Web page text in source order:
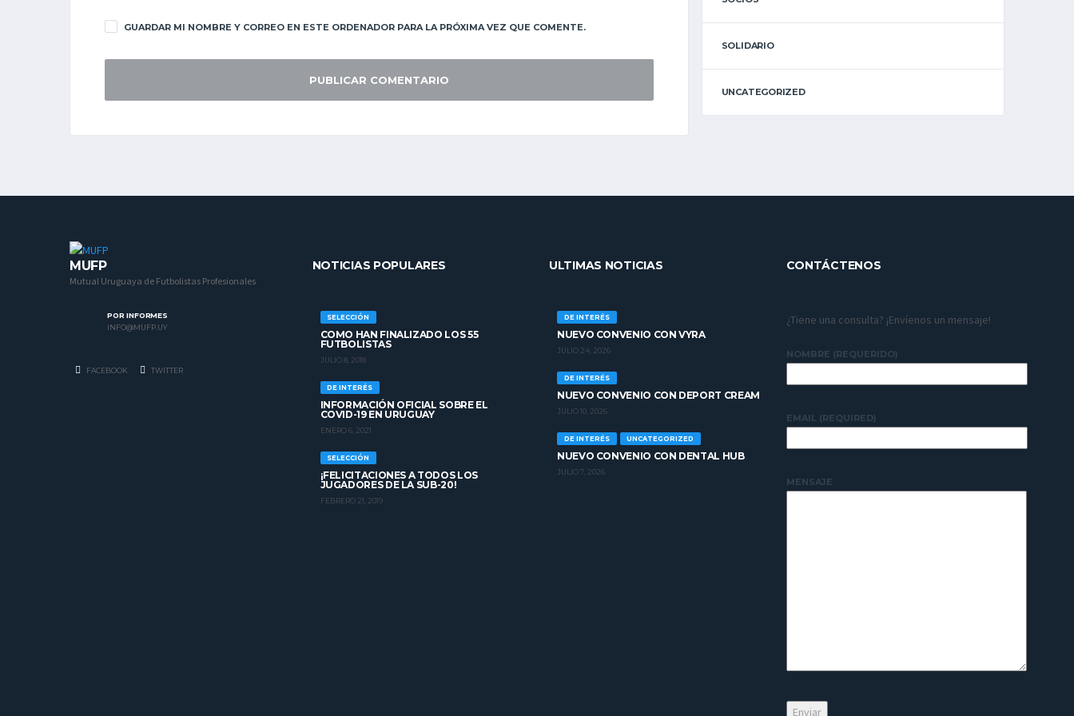
GUARDAR MI NOMBRE Y CORREO EN ESTE ORDENADOR PARA LA PRÓXIMA VEZ QUE COMENTE.
SOLIDARIO
UNCATEGORIZED
MUFP
Mutual Uruguaya de Futbolistas Profesionales
POR INFORMES
INFO@MUFP.UY
FACEBOOK TWITTER
NOTICIAS POPULARES
SELECCIÓN
COMO HAN FINALIZADO LOS 55
FUTBOLISTAS
JULIO 8, 2018
DE INTERÉS
INFORMACIÓN OFICIAL SOBRE EL
COVID-19 EN URUGUAY
ENERO 6, 2021
SELECCIÓN
¡FELICITACIONES A TODOS LOS
JUGADORES DE LA SUB-20!
FEBRERO 21, 2019
ULTIMAS NOTICIAS
DE INTERÉS
NUEVO CONVENIO CON VYRA
JULIO 24, 2026
DE INTERÉS
NUEVO CONVENIO CON DEPORT CREAM
JULIO 10, 2026
DE INTERÉS UNCATEGORIZED
NUEVO CONVENIO CON DENTAL HUB
JULIO 7, 2026
CONTÁCTENOS
¿Tiene una consulta? ¡Envíenos un mensaje!
NOMBRE (REQUERIDO)
EMAIL (REQUIRED)
MENSAJE